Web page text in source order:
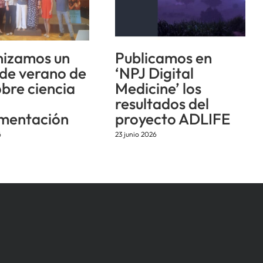
un
verano de
ciencia
Publicamos en
‘NPJ Digital
Medicine’ los
resultados del
proyecto ADLIFE
23 junio 2026